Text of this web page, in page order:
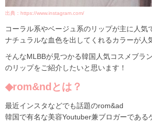
出典：https://www.instagram.com/
コーラル系やベージュ系のリップが主に人気
ナチュラルな血色を出してくれるカラーが人
そんなMLBBが見つかる韓国人気コスメブラ
のリップをご紹介したいと思います！
◆rom&ndとは？
最近インスタなどでも話題のrom&ad
韓国で有名な美容Youtuber兼ブロガーである